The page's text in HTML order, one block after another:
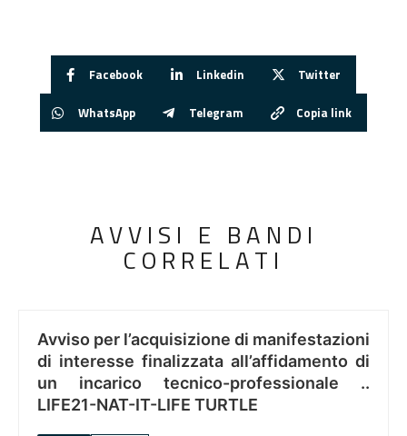
Facebook Linkedin Twitter
WhatsApp Telegram Copia link
AVVISI E BANDI
CORRELATI
Avviso per l’acquisizione di manifestazioni
di interesse finalizzata all’affidamento di
un incarico tecnico-professionale ..
LIFE21-NAT-IT-LIFE TURTLE